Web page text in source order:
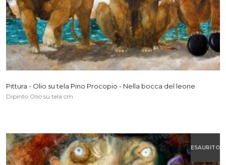
Pittura - Olio su tela Pino Procopio - Nella bocca del leone
Dipinto Olio su tela cm
ESAURITO